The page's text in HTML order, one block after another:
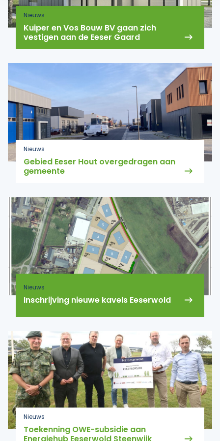
Nieuws
Kuiper en Vos Bouw BV gaan zich
vestigen aan de Eeser Gaard
Nieuws
Gebied Eeser Hout overgedragen aan
gemeente
Nieuws
Inschrijving nieuwe kavels Eeserwold
Nieuws
Toekenning OWE-subsidie aan
Energiehub Eeserwold Steenwijk